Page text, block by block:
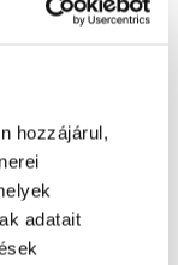
hozzájárul,
adatait